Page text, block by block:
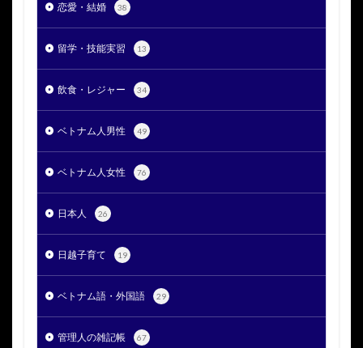
恋愛・結婚 38
留学・技能実習 13
飲食・レジャー 34
ベトナム人男性 49
ベトナム人女性 76
日本人 26
日越子育て 19
ベトナム語・外国語 29
管理人の雑記帳 67